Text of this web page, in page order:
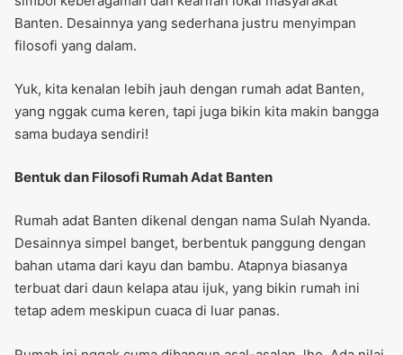
Banten. Desainnya yang sederhana justru menyimpan
filosofi yang dalam.
Yuk, kita kenalan lebih jauh dengan rumah adat Banten,
yang nggak cuma keren, tapi juga bikin kita makin bangga
sama budaya sendiri!
Bentuk dan Filosofi Rumah Adat Banten
Rumah adat Banten dikenal dengan nama Sulah Nyanda.
Desainnya simpel banget, berbentuk panggung dengan
bahan utama dari kayu dan bambu. Atapnya biasanya
terbuat dari daun kelapa atau ijuk, yang bikin rumah ini
tetap adem meskipun cuaca di luar panas.